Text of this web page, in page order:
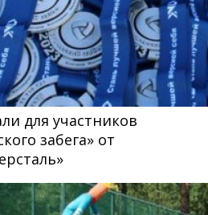
для участников
забега» от